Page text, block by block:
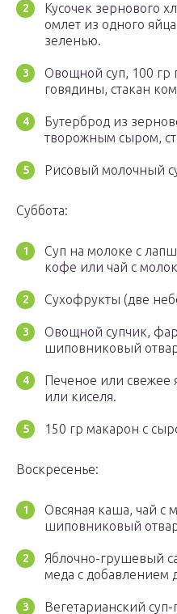
Кусочек зернового
омлет из одного
зеленью.
Овощной суп, 100 гр
говядины, стакан
Бутерброд из
творожным сыром,
Рисовый молочный
Суббота:
Суп на молоке с
кофе или чай с
Сухофрукты (две
Овощной супчик,
шиповниковый
Печеное или свежее
или киселя.
150 гр макарон с
Воскресенье:
Овсяная каша, чай с
шиповниковый
Яблочно-грушевый
меда с добавлением
Вегетарианский